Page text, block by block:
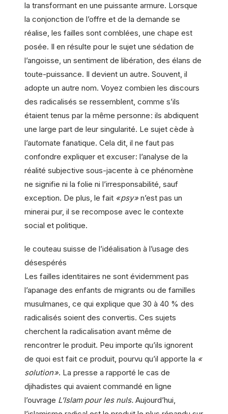
la transformant en une puissante armure. Lorsque
la conjonction de l’offre et de la demande se
réalise, les failles sont comblées, une chape est
posée. Il en résulte pour le sujet une sédation de
l’angoisse, un sentiment de libération, des élans de
toute-puissance. Il ­devient un autre. Souvent, il
adopte un autre nom. Voyez combien les discours
des radicalisés se ressemblent, comme s’ils
étaient tenus par la même personne : ils abdiquent
une large part de leur singularité. Le sujet cède à
l’automate fanatique. Cela dit, il ne faut pas
confondre expliquer et excuser : l’analyse de la
réalité subjective sous-jacente à ce phénomène
ne signifie ni la folie ni l’irresponsabilité, sauf
exception. De plus, le fait « psy » n’est pas un
minerai pur, il se recompose avec le contexte
social et politique.
le couteau suisse de l’idéalisation à l’usage des
désespérés
Les failles identitaires ne sont évidemment pas
l’apanage des enfants de migrants ou de familles
musulmanes, ce qui explique que 30 à 40 % des
radicalisés soient des convertis. Ces sujets
cherchent la radicalisation avant même de
rencontrer le produit. Peu importe qu’ils ignorent
de quoi est fait ce produit, pourvu qu’il apporte la «
solution ». La presse a rapporté le cas de
djihadistes qui avaient commandé en ligne
l’ouvrage L’Islam pour les nuls. Aujourd’hui,